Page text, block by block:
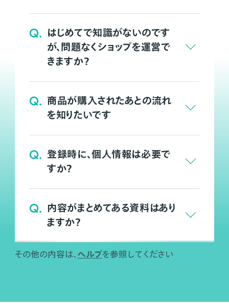
Q. はじめてで知識がないのです
が、問題なくショップを運営で
きますか？
Q. 商品が購入されたあとの流れ
を知りたいです
Q. 登録時に、個人情報は必要で
すか？
Q. 内容がまとめてある資料はあり
ますか？
その他の内容は、 ヘルプを参照してください